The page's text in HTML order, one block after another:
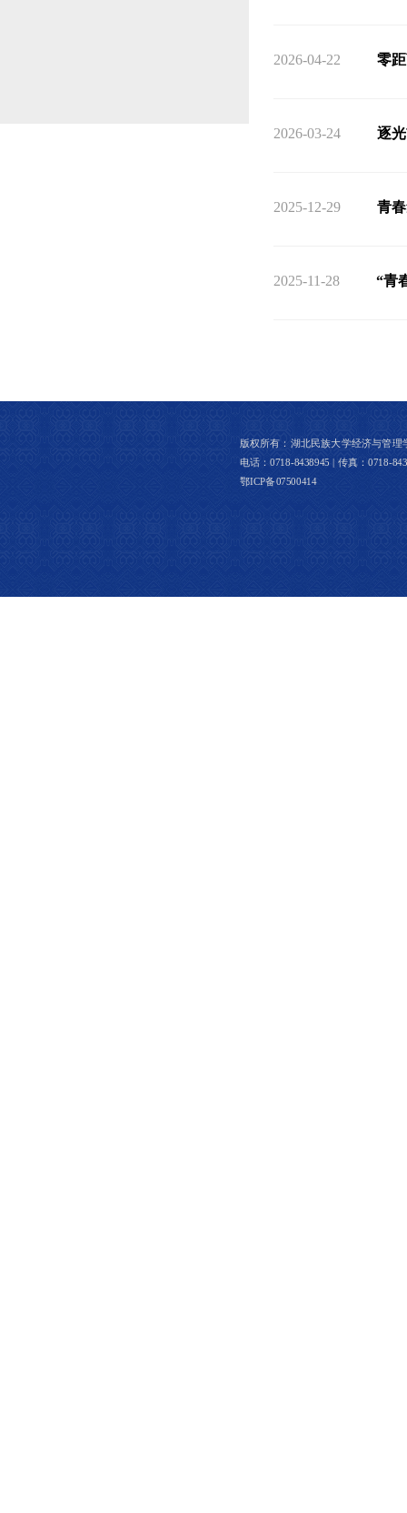
2026-04-22 零
2026-03-24 逐
2025-12-29 青
2025-11-28 “青
版权所有：湖北民族大学经济与管
电话：0718-8438945 | 传真：0718-
鄂ICP备07500414